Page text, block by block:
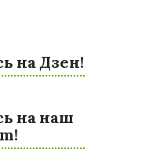
на Дзен!
на наш